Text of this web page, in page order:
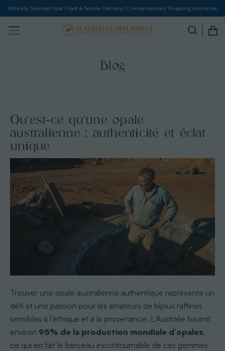
Ethically Sourced Opal I Fast & Secure Delivery I Complimentary Shipping Insurance
Blog
Qu’est-ce qu’une opale
australienne : authenticité et éclat
unique
Trouver une opale australienne authentique représente un
défi et une passion pour les amateurs de bijoux raffinés
sensibles à l’éthique et à la provenance. L’Australie fournit
environ 95% de la production mondiale d’opales,
ce qui en fait le berceau incontournable de ces gemmes